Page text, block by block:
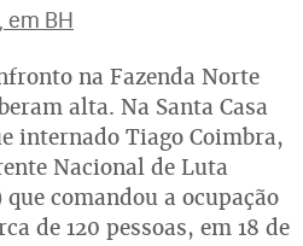
em BH
na Fazenda Norte
alta. Na Santa Casa
internado Tiago Coimbra,
Nacional de Luta
comandou a ocupação
de 120 pessoas, em 18 de